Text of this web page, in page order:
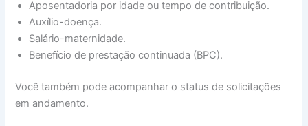
Aposentadoria por idade ou tempo de contribuição.
Auxílio-doença.
Salário-maternidade.
Benefício de prestação continuada (BPC).
Você também pode acompanhar o status de solicitações
em andamento.